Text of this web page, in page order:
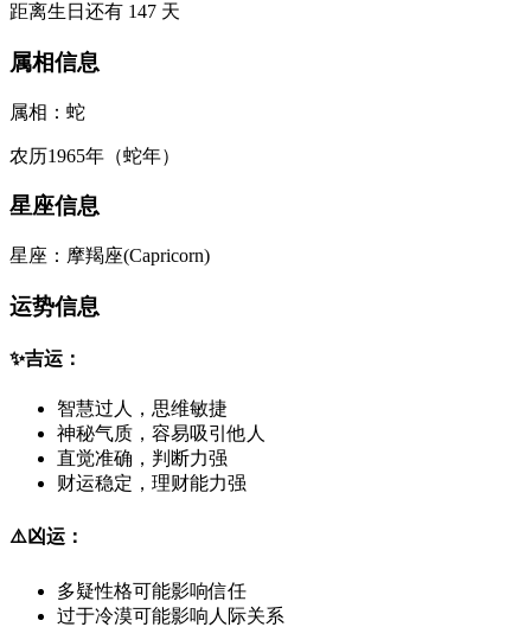
距离生日还有 147 天
属相信息
属相： 蛇
农历1965年（蛇年）
星座信息
星座： 摩羯座(Capricorn)
运势信息
✨吉运：
智慧过人，思维敏捷
神秘气质，容易吸引他人
直觉准确，判断力强
财运稳定，理财能力强
⚠️凶运：
多疑性格可能影响信任
过于冷漠可能影响人际关系